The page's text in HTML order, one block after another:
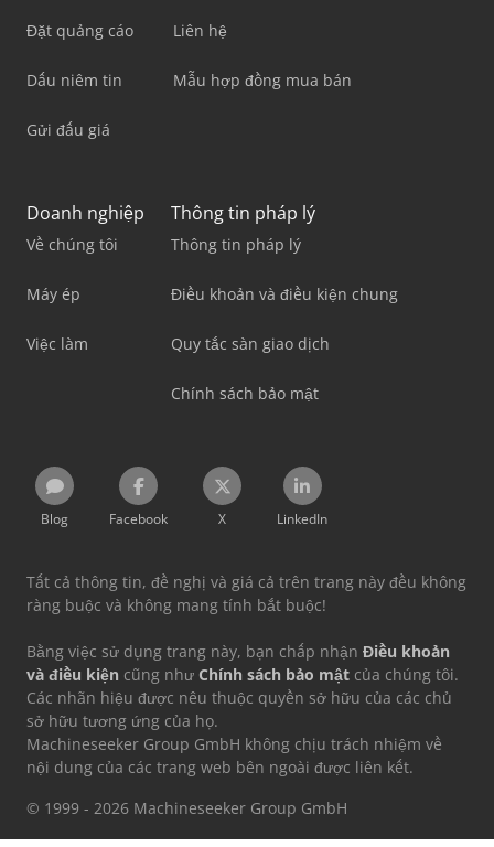
Đặt quảng cáo
Dấu niêm tin
Gửi đấu giá
Liên hệ
Mẫu hợp đồng mua bán
Doanh nghiệp
Về chúng tôi
Máy ép
Việc làm
Thông tin pháp lý
Thông tin pháp lý
Điều khoản và điều kiện chung
Quy tắc sàn giao dịch
Chính sách bảo mật
Blog Facebook X LinkedIn
Tất cả thông tin, đề nghị và giá cả trên trang này đều không
ràng buộc và không mang tính bắt buộc!
Bằng việc sử dụng trang này, bạn chấp nhận Điều khoản
và điều kiện cũng như Chính sách bảo mật của chúng tôi.
Các nhãn hiệu được nêu thuộc quyền sở hữu của các chủ
sở hữu tương ứng của họ.
Machineseeker Group GmbH không chịu trách nhiệm về
nội dung của các trang web bên ngoài được liên kết.
© 1999 - 2026 Machineseeker Group GmbH